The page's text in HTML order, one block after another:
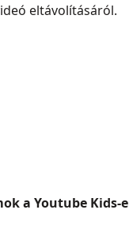
eltávolításáról.
a Youtube Kids-